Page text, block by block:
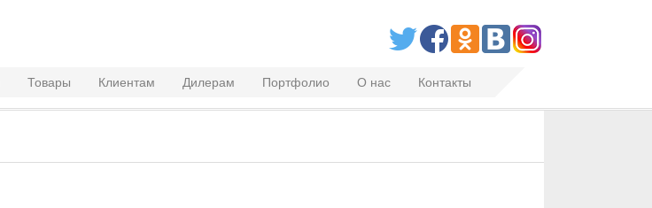
Товары Клиентам Дилерам Портфолио О нас Контакты